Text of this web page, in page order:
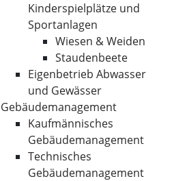
Kinderspielplätze und
Sportanlagen
Wiesen & Weiden
Staudenbeete
Eigenbetrieb Abwasser
und Gewässer
Gebäudemanagement
Kaufmännisches
Gebäudemanagement
Technisches
Gebäudemanagement